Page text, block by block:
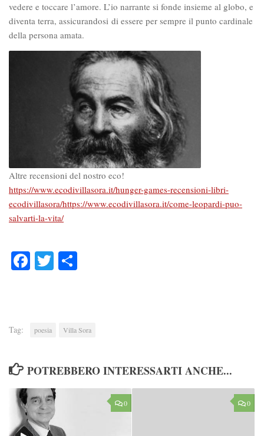
vedere e toccare l’amore. L’io narrante si fonde insieme al globo, e
diventa terra, assicurandosi di essere per sempre il punto cardinale
della persona amata.
Altre recensioni del nostro eco!
https://www.ecodivillasora.it/hunger-games-recensioni-libri-
ecodivillasora/https://www.ecodivillasora.it/come-leopardi-puo-
salvarti-la-vita/
FacebookTwitter
Tag: poesia Villa Sora
POTREBBERO INTERESSARTI ANCHE...
0 0